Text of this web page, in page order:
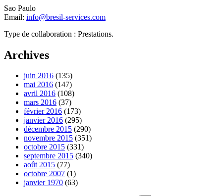
Sao Paulo
Email: info@bresil-services.com
Type de collaboration : Prestations.
Archives
juin 2016 (135)
mai 2016 (147)
avril 2016 (108)
mars 2016 (37)
février 2016 (173)
janvier 2016 (295)
décembre 2015 (290)
novembre 2015 (351)
octobre 2015 (331)
septembre 2015 (340)
août 2015 (77)
octobre 2007 (1)
janvier 1970 (63)